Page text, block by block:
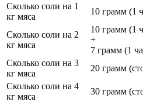
Сколько соли на 1
кг мяса
10 грамм (1
Сколько соли на 2
кг мяса
10 грамм (1
+
7 грамм (1
Сколько соли на 3
кг мяса
20 грамм
Сколько соли на 4
кг мяса
30 грамм